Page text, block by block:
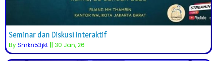
Seminar dan Diskusi Interaktif
BySmkn53jkt 30 Jan, 26